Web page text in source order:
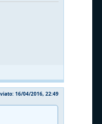
16/04/2016, 22:49